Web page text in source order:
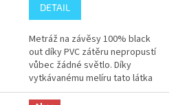
DETAIL
Metráž na závěsy 100% black
out díky PVC zátěru nepropustí
vůbec žádné světlo. Díky
vytkávanému melíru tato látka
působí přírodně. Metráž má